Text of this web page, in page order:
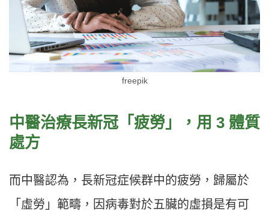
freepik
中醫治療長新冠「疲勞」，用 3 體質
處方
而中醫認為，長新冠症候群中的疲勞，歸屬於
「虛勞」範疇，因病毒對於五臟的虛損是有可